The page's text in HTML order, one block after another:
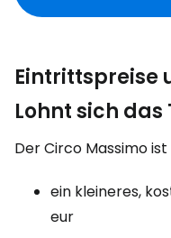
Eintrittspreise
Lohnt sich das
Der Circo Massimo
ein kleineres,
eur